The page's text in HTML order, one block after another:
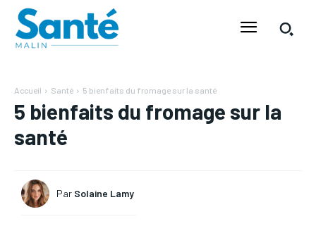
Accueil Santé 5 bienfaits du fromage sur la santé
5 bienfaits du fromage sur la
santé
Par Solaine Lamy